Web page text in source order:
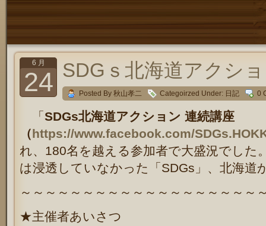
6 月
24 SDGｓ北海道アクシ
Posted By 秋山孝二 Categoirzed Under: 日記 0
「 SDGs北海道アクション 連続講座
（https://www.facebook.com/
れ、180名を越える参加者で大盛況でした
は浸透していなかった「SDGs」、北海道
～～～～～～～～～～～～～～～～～～～
★主催者あいさつ